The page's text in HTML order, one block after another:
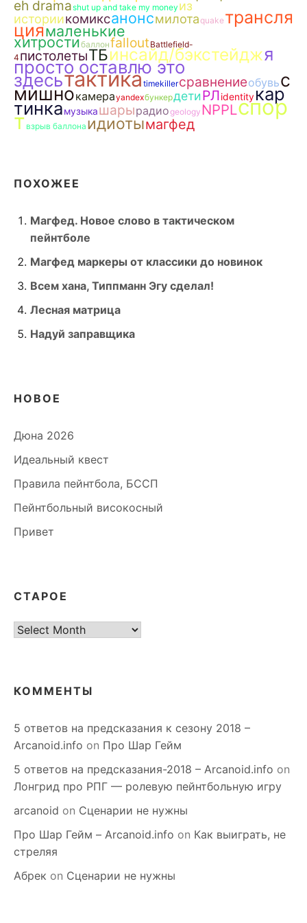
eh dramashut up and take my money из
историикомиксанонсмилотаquakeтрансля
циямаленькие
хитростибаллонfallout Battlefield-
4 пистолетыТБинсайд/бэкстейджя
просто оставлю это
здесьтактикаtimekillerсравнениеобувьс
мишнокамераyandexбункердетиРЛidentity кар
тинкамузыкашарырадиоgeology NPPLспор
твзрыв баллона идиотымагфед
ПОХОЖЕЕ
Магфед. Новое слово в тактическом
пейнтболе
Магфед маркеры от классики до новинок
Всем хана, Типпманн Эгу сделал!
Лесная матрица
Надуй заправщика
НОВОЕ
Дюна 2026
Идеальный квест
Правила пейнтбола, БССП
Пейнтбольный високосный
Привет
СТАРОЕ
старое
КОММЕНТЫ
5 ответов на предсказания к сезону 2018 –
Arcanoid.info on Про Шар Гейм
5 ответов на предсказания-2018 – Arcanoid.info on
Лонгрид про РПГ — ролевую пейнтбольную игру
arcanoid on Сценарии не нужны
Про Шар Гейм – Arcanoid.info on Как выиграть, не
стреляя
Абрек on Сценарии не нужны